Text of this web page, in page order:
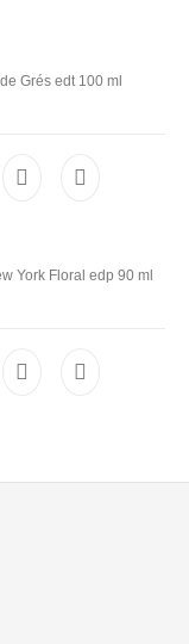
Grés edt 100 ml
York Floral edp 90 ml